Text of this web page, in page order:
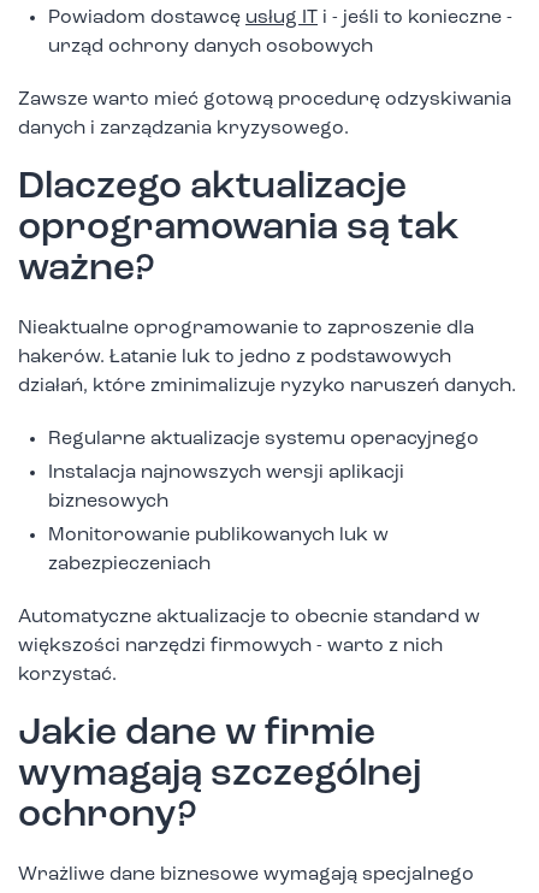
Powiadom dostawcę usług IT i - jeśli to konieczne -
urząd ochrony danych osobowych
Zawsze warto mieć gotową procedurę odzyskiwania
danych i zarządzania kryzysowego.
Dlaczego aktualizacje
oprogramowania są tak
ważne?
Nieaktualne oprogramowanie to zaproszenie dla
hakerów. Łatanie luk to jedno z podstawowych
działań, które zminimalizuje ryzyko naruszeń danych.
Regularne aktualizacje systemu operacyjnego
Instalacja najnowszych wersji aplikacji
biznesowych
Monitorowanie publikowanych luk w
zabezpieczeniach
Automatyczne aktualizacje to obecnie standard w
większości narzędzi firmowych - warto z nich
korzystać.
Jakie dane w firmie
wymagają szczególnej
ochrony?
Wrażliwe dane biznesowe wymagają specjalnego